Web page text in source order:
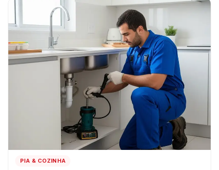
PIA & COZINHA